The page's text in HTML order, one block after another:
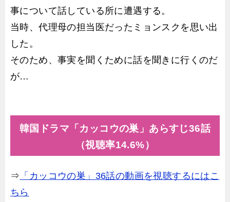
事について話している所に遭遇する。
当時、代理母の担当医だったミョンスクを思い出
した。
そのため、事実を聞くために話を聞きに行くのだ
が…
韓国ドラマ「カッコウの巣」あらすじ36話
（視聴率14.6%）
⇒ 「カッコウの巣」36話の動画を視聴するにはこ
ちら